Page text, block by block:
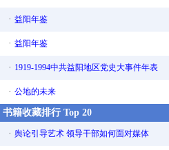
· 益阳年鉴
· 益阳年鉴
· 1919-1994中共益阳地区党史大事件年表
· 公地的未来
书籍收藏排行 Top 20
· 舆论引导艺术 领导干部如何面对媒体